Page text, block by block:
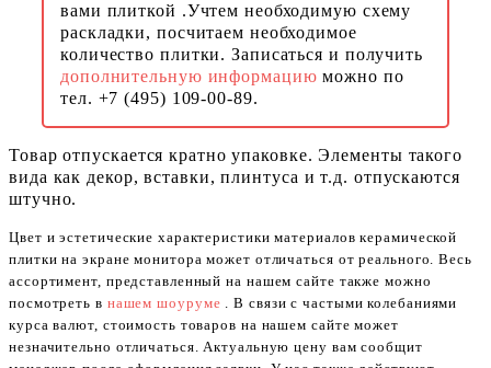
вами плиткой .Учтем необходимую схему
раскладки, посчитаем необходимое
количество плитки. Записаться и получить
дополнительную информациюможно по
тел. +7 (495) 109-00-89.
Товар отпускается кратно упаковке. Элементы такого
вида как декор, вставки, плинтуса и т.д. отпускаются
штучно.
Цвет и эстетические характеристики материалов керамической
плитки на экране монитора может отличаться от реального. Весь
ассортимент, представленный на нашем сайте также можно
посмотреть в нашем шоуруме . В связи с частыми колебаниями
курса валют, стоимость товаров на нашем сайте может
незначительно отличаться. Актуальную цену вам сообщит